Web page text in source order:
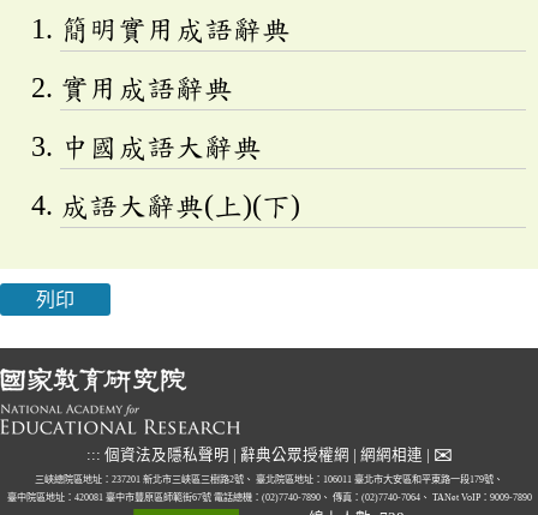
簡明實用成語辭典
實用成語辭典
中國成語大辭典
成語大辭典(上)(下)
列印
::: 個資法及隱私聲明 辭典公眾授權網 網網相連 ✉
三峽總院區地址：237201 新北市三峽區三樹路2號、 臺北院區地址：106011 臺北市大安區和平東路一段179號、
臺中院區地址：420081 臺中市豐原區師範街67號 電話總機：(02)7740-7890、 傳真：(02)7740-7064、 TANet VoIP：9009-7890